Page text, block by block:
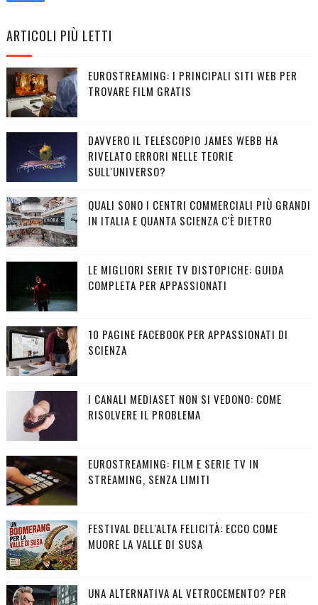
ARTICOLI PIÙ LETTI
EUROSTREAMING: I PRINCIPALI SITI WEB PER
TROVARE FILM GRATIS
DAVVERO IL TELESCOPIO JAMES WEBB HA
RIVELATO ERRORI NELLE TEORIE
SULL'UNIVERSO?
QUALI SONO I CENTRI COMMERCIALI PIÙ GRANDI
IN ITALIA E QUANTA SCIENZA C'È DIETRO
LE MIGLIORI SERIE TV DISTOPICHE: GUIDA
COMPLETA PER APPASSIONATI
10 PAGINE FACEBOOK PER APPASSIONATI DI
SCIENZA
I CANALI MEDIASET NON SI VEDONO: COME
RISOLVERE IL PROBLEMA
EUROSTREAMING: FILM E SERIE TV IN
STREAMING, SENZA LIMITI
FESTIVAL DELL'ALTA FELICITÀ: ECCO COME
MUORE LA VALLE DI SUSA
UNA ALTERNATIVA AL VETROCEMENTO? PER